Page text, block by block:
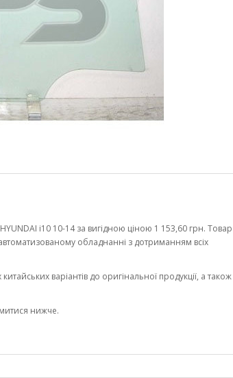
i10 10-14 за вигідною ціною 1 153,60 грн. Товар
обладнанні з дотриманням всіх
варіантів до оригінальної продукції, а також
нижче.